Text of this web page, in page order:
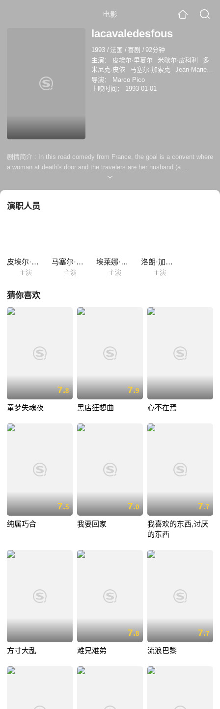
电影
lacavaledesfous
1993 / 法国 /喜剧 /92分钟
主演：
皮埃尔·里夏尔 米歇尔·皮科利
多
米尼克·皮侬
马塞尔·加索克
Jean-Marie
Galey
埃莱娜·叙尔热尔
洛朗·加默隆
让-弗朗索瓦·德雷克
导演：
Marco Pico
上映时间：
1993-01-01
剧情简介 :
In this road comedy from France, the goal is a convent where
a woman at death's door and the travelers are her husband (a
philosopher who has been in a madhouse since trying to strangle the
simpleton), his psychiatrist (the nebbish trying to keep the jo...
演职人员
皮埃尔·里夏尔
主演
马塞尔·加索克
主演
埃莱娜·叙尔热尔
主演
洛朗·加默隆
主演
猜你喜欢
7.8
童梦失魂夜
7.9
黑店狂想曲 心不在焉
7.5
纯属巧合
7.0
我要回家
7.7
我喜欢的东西,讨厌
的东西
方寸大乱
7.8
难兄难弟
7.7
流浪巴黎